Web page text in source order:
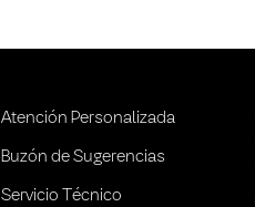
Atención Personalizada
Buzón de Sugerencias
Servicio Técnico